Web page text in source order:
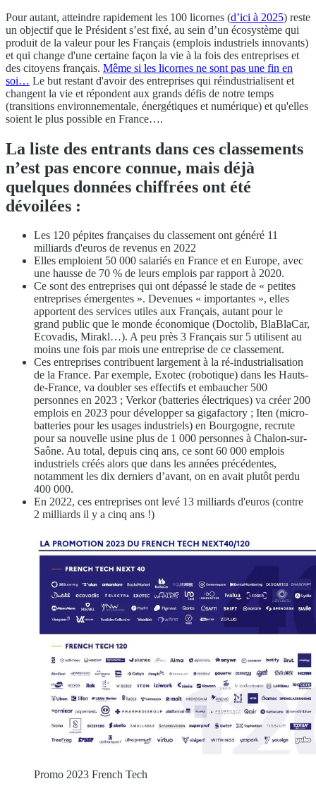
Pour autant, atteindre rapidement les 100 licornes (d’ici à 2025) reste
un objectif que le Président s’est fixé, au sein d’un écosystème qui
produit de la valeur pour les Français (emplois industriels innovants)
et qui change d'une certaine façon la vie à la fois des entreprises et
des citoyens français. Même si les licornes ne sont pas une fin en
soi… Le but restant d'avoir des entreprises qui réindustrialisent et
changent la vie et répondent aux grands défis de notre temps
(transitions environnementale, énergétiques et numérique) et qu'elles
soient le plus possible en France….
La liste des entrants dans ces classements
n’est pas encore connue, mais déjà
quelques données chiffrées ont été
dévoilées :
Les 120 pépites françaises du classement ont généré 11
milliards d'euros de revenus en 2022
Elles emploient 50 000 salariés en France et en Europe, avec
une hausse de 70 % de leurs emplois par rapport à 2020.
Ce sont des entreprises qui ont dépassé le stade de « petites
entreprises émergentes ». Devenues « importantes », elles
apportent des services utiles aux Français, autant pour le
grand public que le monde économique (Doctolib, BlaBlaCar,
Ecovadis, Mirakl…). A peu près 3 Français sur 5 utilisent au
moins une fois par mois une entreprise de ce classement.
Ces entreprises contribuent largement à la ré-industrialisation
de la France. Par exemple, Exotec (robotique) dans les Hauts-
de-France, va doubler ses effectifs et embaucher 500
personnes en 2023 ; Verkor (batteries électriques) va créer 200
emplois en 2023 pour développer sa gigafactory ; Iten (micro-
batteries pour les usages industriels) en Bourgogne, recrute
pour sa nouvelle usine plus de 1 000 personnes à Chalon-sur-
Saône. Au total, depuis cinq ans, ce sont 60 000 emplois
industriels créés alors que dans les années précédentes,
notamment les dix derniers d’avant, on en avait plutôt perdu
400 000.
En 2022, ces entreprises ont levé 13 milliards d'euros (contre
2 milliards il y a cinq ans !)
Promo 2023 French Tech